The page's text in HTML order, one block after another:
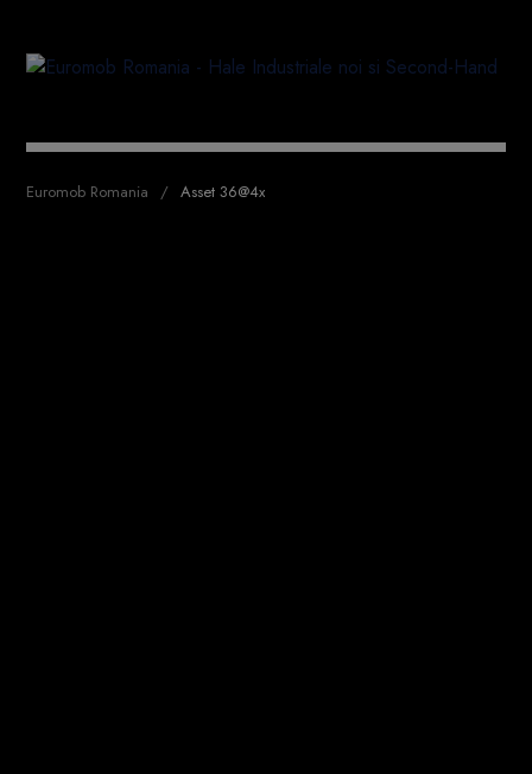
Euromob Romania Asset 36@4x